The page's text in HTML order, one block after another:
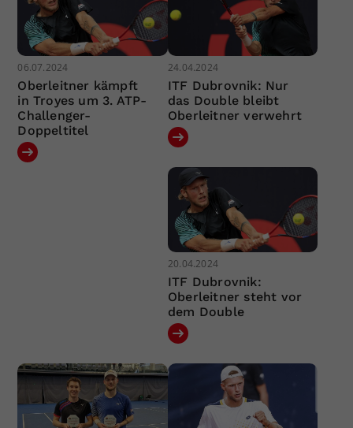
06.07.2024
Oberleitner kämpft
in Troyes um 3. ATP-
Challenger-
Doppeltitel
24.04.2024
ITF Dubrovnik: Nur
das Double bleibt
Oberleitner verwehrt
20.04.2024
ITF Dubrovnik:
Oberleitner steht vor
dem Double